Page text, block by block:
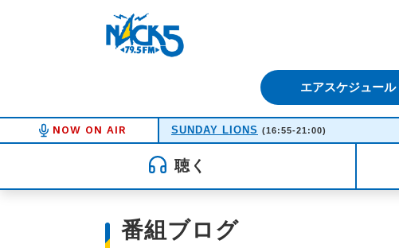
エアスケジュール
NOW ON AIR SUNDAY LIONS (16:55-21:00)
聴く
番組ブログ